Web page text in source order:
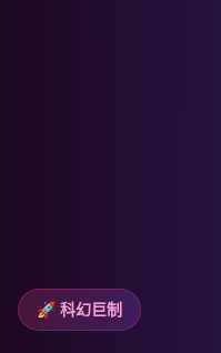
🔥 热映中